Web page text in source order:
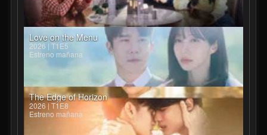
Love on the Menu
2026 | T1E5
Estreno mañana
The Edge of Horizon
2026 | T1E8
Estreno mañana